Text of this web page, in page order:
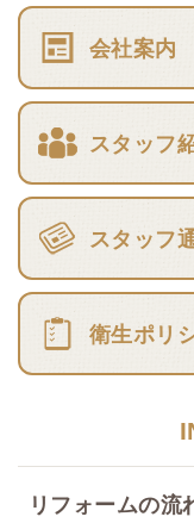
会社案内
スタッフ
スタッフ
衛生ポリ
リフォームの